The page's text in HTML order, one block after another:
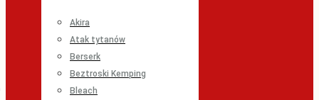
Akira
Atak tytanów
Berserk
Beztroski Kemping
Bleach